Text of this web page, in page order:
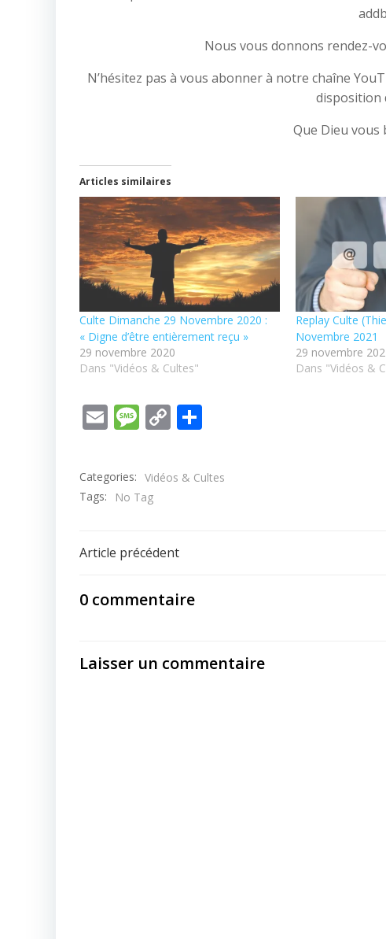
Nous vous donnons rendez-
N’hésitez pas à vous abonner à notre chaîne
disposition
Que Dieu vous
Articles similaires
Culte Dimanche 29 Novembre 2020 :
« Digne d’être entièrement reçu »
29 novembre 2020
Dans "Vidéos & Cultes"
Replay Culte
Novembre 2021
29 novembre
Dans "Vidéos &
EmailMessage
Copy
Link
Categories: Vidéos & Cultes
Tags:
No Tag
Post
navigation
Article précédent
0 commentaire
Laisser un commentaire